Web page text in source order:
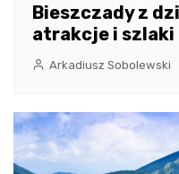
Bieszczady z
atrakcje i szlaki
Arkadiusz Sobolewski